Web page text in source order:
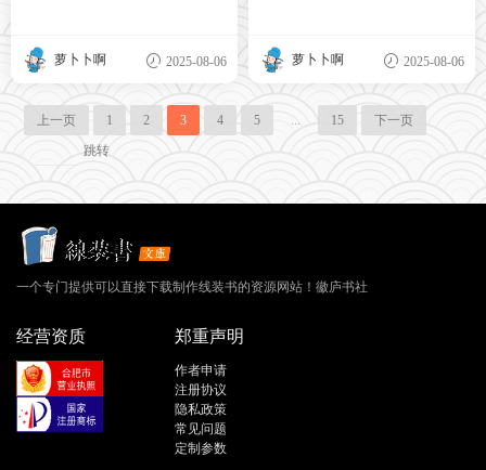
萝卜卜啊 2025-08-06 萝卜卜啊 2025-08-06
上一页 1 2 3 4 5 ... 15
下一页
跳转
一个专门提供可以直接下载制作线装书的资源网站！徽庐书社
经营资质 郑重声明
作者申请
注册协议
隐私政策
常见问题
定制参数